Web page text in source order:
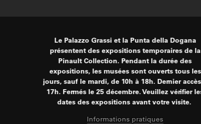
Le Palazzo Grassi et la Punta della Dogana
présentent des expositions temporaires de la
Pinault Collection. Pendant la durée des
expositions, les musées sont ouverts tous les
jours, sauf le mardi, de 10h à 18h. Dernier
17h. Fermés le 25 décembre. Veuillez vérifier
dates des expositions avant votre visite.
Informations pratiques